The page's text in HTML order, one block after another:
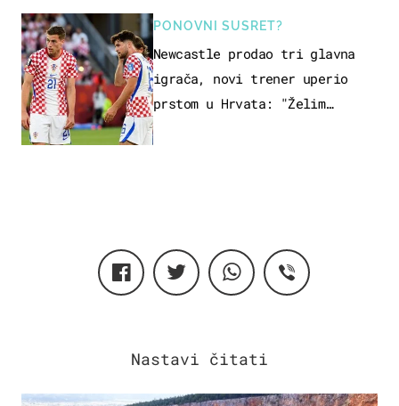
PONOVNI SUSRET?
Newcastle prodao tri glavna
igrača, novi trener uperio
prstom u Hrvata: "Želim